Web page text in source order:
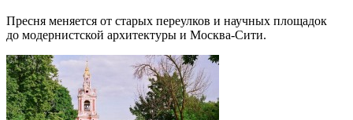
Пресня меняется от старых переулков и научных площадок
до модернистской архитектуры и Москва-Сити.